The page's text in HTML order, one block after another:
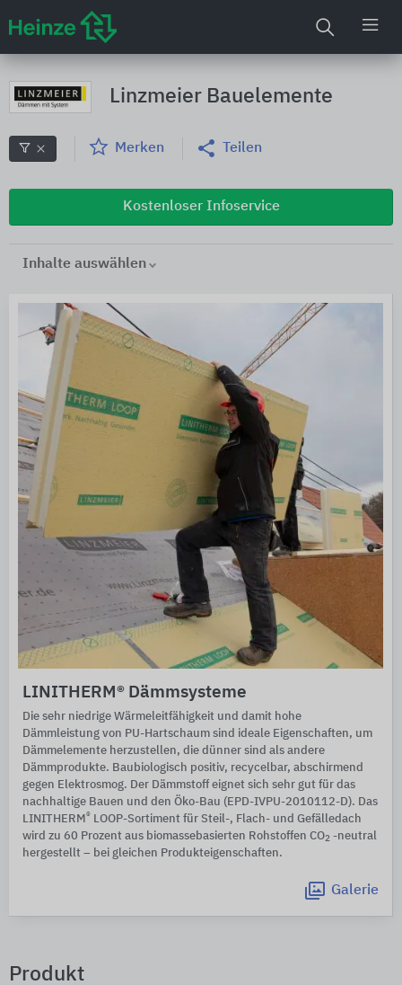
Linzmeier Bauelemente
Merken Teilen
Kostenloser Infoservice
Inhalte auswählen
LINITHERM® Dämmsysteme
Die sehr niedrige Wärmeleitfähigkeit und damit hohe
Dämmleistung von PU-Hartschaum sind ideale Eigenschaften, um
Dämmelemente herzustellen, die dünner sind als andere
Dämmprodukte. Baubiologisch positiv, recycelbar, abschirmend
gegen Elektrosmog. Der Dämmstoff eignet sich sehr gut für das
nachhaltige Bauen und den Öko-Bau (EPD-IVPU-2010112-D). Das
LINITHERM ® LOOP-Sortiment für Steil-, Flach- und Gefälledach
wird zu 60 Prozent aus biomassebasierten Rohstoffen CO2 -neutral
hergestellt – bei gleichen Produkteigenschaften.
Galerie
Produkt